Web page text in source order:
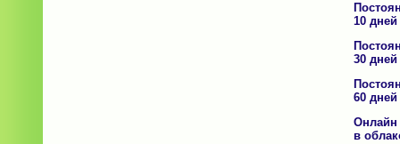
10 дней
30 дней
60 дней
Онлайн
в